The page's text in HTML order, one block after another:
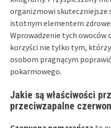
organizmowi skuteczniejsze
istotnym elementem
Wprowadzenie tych owoców
korzyści nie tylko tym, którzy
osobom pragnącym
pokarmowego.
Jakie są właściwości
przeciwzapalne